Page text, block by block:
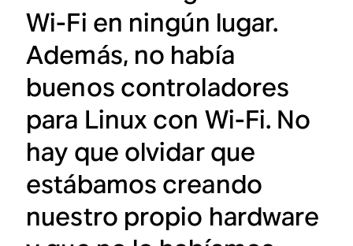
Wi-Fi en ningún lugar.
Además, no había
buenos controladores
para Linux con Wi-Fi. No
hay que olvidar que
estábamos creando
nuestro propio hardware